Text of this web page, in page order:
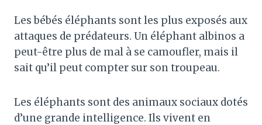
Les bébés éléphants sont les plus exposés aux
attaques de prédateurs. Un éléphant albinos a
peut-être plus de mal à se camoufler, mais il
sait qu’il peut compter sur son troupeau.
Les éléphants sont des animaux sociaux dotés
d’une grande intelligence. Ils vivent en